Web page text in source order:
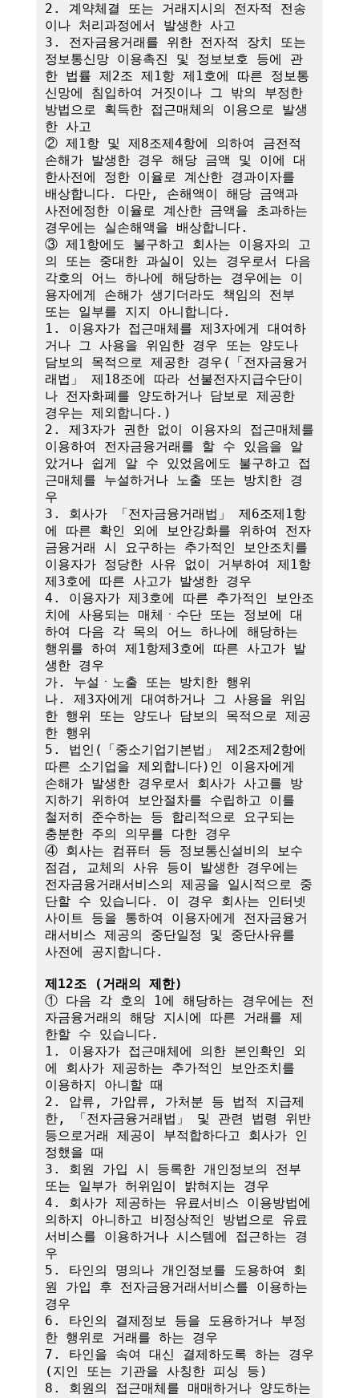
2. 계약체결 또는 거래지시의 전자적 전송
이나 처리과정에서 발생한 사고
3. 전자금융거래를 위한 전자적 장치 또는
정보통신망 이용촉진 및 정보보호 등에 관
한 법률 제2조 제1항 제1호에 따른 정보통
신망에 침입하여 거짓이나 그 밖의 부정한
방법으로 획득한 접근매체의 이용으로 발생
한 사고
② 제1항 및 제8조제4항에 의하여 금전적
손해가 발생한 경우 해당 금액 및 이에 대
한사전에 정한 이율로 계산한 경과이자를
배상합니다. 다만, 손해액이 해당 금액과
사전에정한 이율로 계산한 금액을 초과하는
경우에는 실손해액을 배상합니다.
③ 제1항에도 불구하고 회사는 이용자의 고
의 또는 중대한 과실이 있는 경우로서 다음
각호의 어느 하나에 해당하는 경우에는 이
용자에게 손해가 생기더라도 책임의 전부
또는 일부를 지지 아니합니다.
1. 이용자가 접근매체를 제3자에게 대여하
거나 그 사용을 위임한 경우 또는 양도나
담보의 목적으로 제공한 경우(「전자금융거
래법」 제18조에 따라 선불전자지급수단이
나 전자화폐를 양도하거나 담보로 제공한
경우는 제외합니다.)
2. 제3자가 권한 없이 이용자의 접근매체를
이용하여 전자금융거래를 할 수 있음을 알
았거나 쉽게 알 수 있었음에도 불구하고 접
근매체를 누설하거나 노출 또는 방치한 경
우
3. 회사가 「전자금융거래법」 제6조제1항
에 따른 확인 외에 보안강화를 위하여 전자
금융거래 시 요구하는 추가적인 보안조치를
이용자가 정당한 사유 없이 거부하여 제1항
제3호에 따른 사고가 발생한 경우
4. 이용자가 제3호에 따른 추가적인 보안조
치에 사용되는 매체ㆍ수단 또는 정보에 대
하여 다음 각 목의 어느 하나에 해당하는
행위를 하여 제1항제3호에 따른 사고가 발
생한 경우
가. 누설ㆍ노출 또는 방치한 행위
나. 제3자에게 대여하거나 그 사용을 위임
한 행위 또는 양도나 담보의 목적으로 제공
한 행위
5. 법인(「중소기업기본법」 제2조제2항에
따른 소기업을 제외합니다)인 이용자에게
손해가 발생한 경우로서 회사가 사고를 방
지하기 위하여 보안절차를 수립하고 이를
철저히 준수하는 등 합리적으로 요구되는
충분한 주의 의무를 다한 경우
④ 회사는 컴퓨터 등 정보통신설비의 보수
점검, 교체의 사유 등이 발생한 경우에는
전자금융거래서비스의 제공을 일시적으로 중
단할 수 있습니다. 이 경우 회사는 인터넷
사이트 등을 통하여 이용자에게 전자금융거
래서비스 제공의 중단일정 및 중단사유를
사전에 공지합니다.
제12조 (거래의 제한)
① 다음 각 호의 1에 해당하는 경우에는 전
자금융거래의 해당 지시에 따른 거래를 제
한할 수 있습니다.
1. 이용자가 접근매체에 의한 본인확인 외
에 회사가 제공하는 추가적인 보안조치를
이용하지 아니할 때
2. 압류, 가압류, 가처분 등 법적 지급제
한, 「전자금융거래법」 및 관련 법령 위반
등으로거래 제공이 부적합하다고 회사가 인
정했을 때
3. 회원 가입 시 등록한 개인정보의 전부
또는 일부가 허위임이 밝혀지는 경우
4. 회사가 제공하는 유료서비스 이용방법에
의하지 아니하고 비정상적인 방법으로 유료
서비스를 이용하거나 시스템에 접근하는 경
우
5. 타인의 명의나 개인정보를 도용하여 회
원 가입 후 전자금융거래서비스를 이용하는
경우
6. 타인의 결제정보 등을 도용하거나 부정
한 행위로 거래를 하는 경우
7. 타인을 속여 대신 결제하도록 하는 경우
(지인 또는 기관을 사칭한 피싱 등)
8. 회원의 접근매체를 매매하거나 양도하는